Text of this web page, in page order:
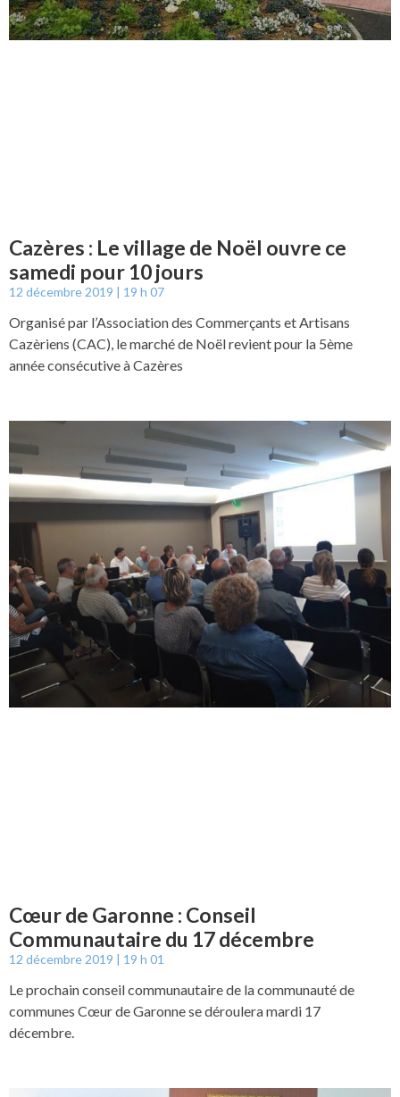
Cazères : Le village de Noël ouvre ce
samedi pour 10 jours
12 décembre 2019 19 h 07
Organisé par l’Association des Commerçants et Artisans
Cazèriens (CAC), le marché de Noël revient pour la 5ème
année consécutive à Cazères
Cœur de Garonne : Conseil
Communautaire du 17 décembre
12 décembre 2019 19 h 01
Le prochain conseil communautaire de la communauté de
communes Cœur de Garonne se déroulera mardi 17
décembre.